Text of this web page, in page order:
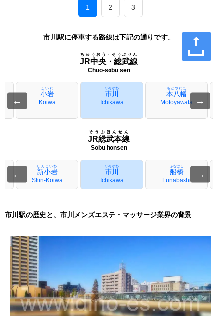
1 2 3
市川駅に停車する路線は下記の通りです。
JR中央・総武線
ちゅうおう・そうぶせん
Chuo-sobu sen
←
小岩
こいわ
Koiwa
市川
いちかわ
Ichikawa
本八幡
もとやわた
Motoyawata →
JR総武本線
そうぶほんせん
Sobu honsen
← 新小岩
しんこいわ
Shin-Koiwa
市川
いちかわ
Ichikawa
船橋
ふなばし
Funabashi
→
市川駅の歴史と、市川メンズエステ・マッサージ業界の背景